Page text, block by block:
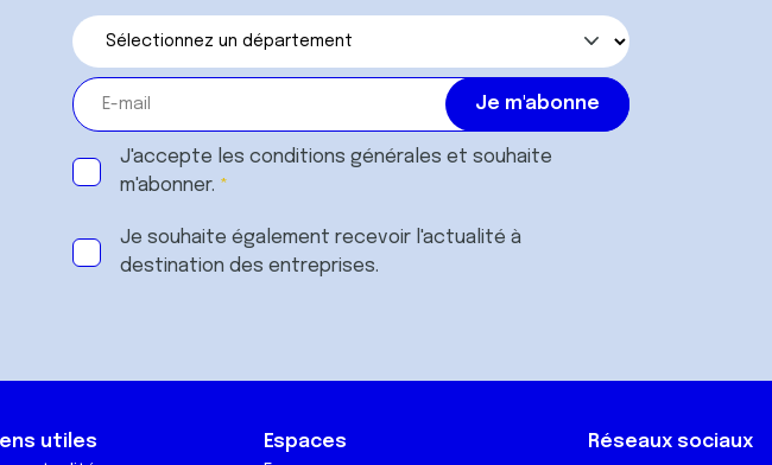
J'accepte les conditions générales et souhaite
m'abonner.
Je souhaite également recevoir l'actualité à
destination des entreprises.
utiles Espaces Réseaux sociaux